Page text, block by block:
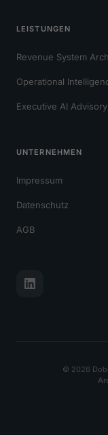
LEISTUNGEN
Revenue System
Operational
Executive AI Advisory
UNTERNEHMEN
Impressum
Datenschutz
AGB
© 2026